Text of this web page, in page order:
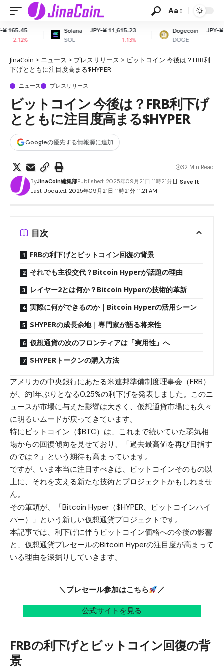
Aa
Solana
SOL
JPY-¥ 11,615.23
-1.13%
Dogecoin
DOGE
JPY-¥ 10.96
-1.1%
JinaCoin > ニュース > プレスリリース > ビットコイン 今後は？FRB利
下げとともに注目度高まる$HYPER
ニュース プレスリリース
ビットコイン 今後は？FRB利下げ
とともに注目度高まる$HYPER
Googleの優先する情報源に追加
Last Updated: 2025年09月21日 11時21分 11:21 AM
ByJinaCoin編集部Published: 2025年09月21日 11時21分
32 Min Read
目次
FRBの利下げとビットコイン回復の背景
それでも主役交代？Bitcoin Hyperが話題の理由
レイヤー2とは何か？Bitcoin Hyperの技術的革新
実際に何ができるのか｜Bitcoin Hyperの活用シーン
$HYPERの成長余地｜専門家が語る将来性
仮想通貨の次のフロンティアは「実用性」へ
$HYPERトークンの購入方法
アメリカの中央銀行にあたる米連邦準備制度理事会（FRB）
が、約1年ぶりとなる0.25%の利下げを発表しました。このニ
ュースが市場に与えた影響は大きく、仮想通貨市場にも久々
に明るいムードが戻ってきています。
特にビットコイン（$BTC）は、これまで続いていた弱気相
場からの回復傾向を見せており、「過去最高値を再び目指す
のでは？」という期待も高まっています。
ですが、いま本当に注目すべきは、ビットコインそのもの以
上に、それを支える新たな技術とプロジェクトかもしれませ
ん。
その筆頭が、「Bitcoin Hyper（$HYPER、ビットコインハイ
パー）」という新しい仮想通貨プロジェクトです。
本記事では、利下げに伴うビットコイン価格への今後の影響
と、 仮想通貨プレセールのBitcoin Hyperの注目度が高まって
いる理由を深掘りしていきます。
＼プレセール参加はこちら ／
公式サイトを見る
FRBの利下げとビットコイン回復の背
景